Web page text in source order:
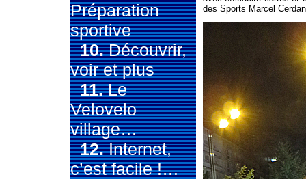
Préparation
sportive
10.Découvrir,
voir et plus
11.Le
Velovelo
village…
12.Internet,
c’est facile !…
des Sports Marcel